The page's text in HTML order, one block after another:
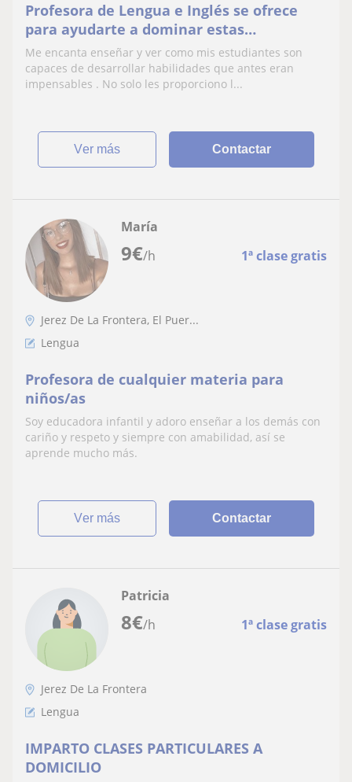
Profesora de Lengua e Inglés se ofrece
para ayudarte a dominar estas
asignaturas tan temidas por los
estudiantes
Me encanta enseñar y ver como mis estudiantes son
capaces de desarrollar habilidades que antes eran
impensables . No solo les proporciono l...
ver más Contactar
9€/h 1ª clase gratis
María
Jerez De La Frontera, El Puer...
Lengua
Profesora de cualquier materia para
niños/as
Soy educadora infantil y adoro enseñar a los demás con
cariño y respeto y siempre con amabilidad, así se
aprende mucho más.
ver más Contactar
8€/h 1ª clase gratis
Patricia
Jerez De La Frontera
Lengua
IMPARTO CLASES PARTICULARES A
DOMICILIO